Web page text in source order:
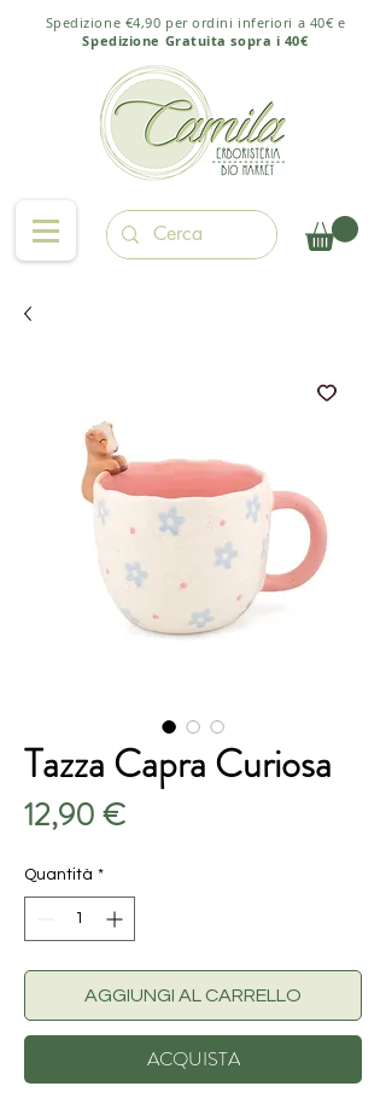
Spedizione €4,90 per ordini inferiori a 40€ e
Spedizione Gratuita sopra i 40€
Tazza Capra Curiosa
12,90 €Prezzo
Quantità *
AGGIUNGI AL CARRELLO
ACQUISTA